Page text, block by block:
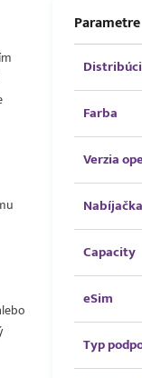
Parametre
Farba
Verzia
Nabíjačka
Capacity
eSim
Typ